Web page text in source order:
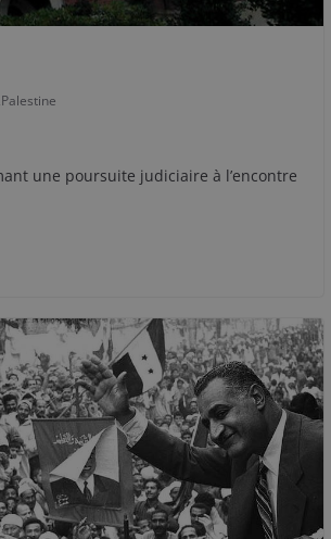
Palestine
une poursuite judiciaire à l’encontre